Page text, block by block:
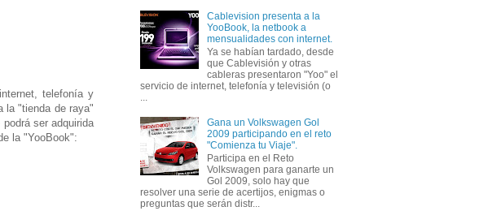
telefonía y
la "tienda de raya"
ser adquirida
la "YooBook":
Cablevision presenta a la
YooBook, la netbook a
mensualidades con internet.
Ya se habían tardado, desde
que Cablevisión y otras
cableras presentaron "Yoo" el
servicio de internet, telefonía y televisión (o
...
Gana un Volkswagen Gol
2009 participando en el reto
"Comienza tu Viaje".
Participa en el Reto
Volkswagen para ganarte un
Gol 2009, solo hay que
resolver una serie de acertijos, enigmas o
preguntas que serán distr...